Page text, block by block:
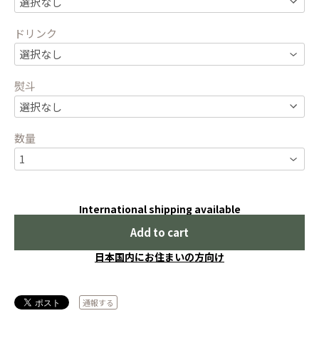
ドリンク
熨斗
数量
International shipping available
Add to cart
日本国内にお住まいの方向け
通報する